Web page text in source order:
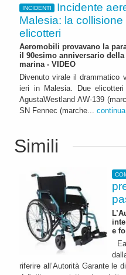
INCIDENTI
Incidente
Malesia: la collisione
elicotteri
Aeromobili provavano la
il 90esimo anniversario della
marina - VIDEO
Divenuto virale il drammatico
ieri in Malesia. Due
AgustaWestland AW-139
SN Fennec (marche... continua
Simili
e
riferire all’Autorità Garante le